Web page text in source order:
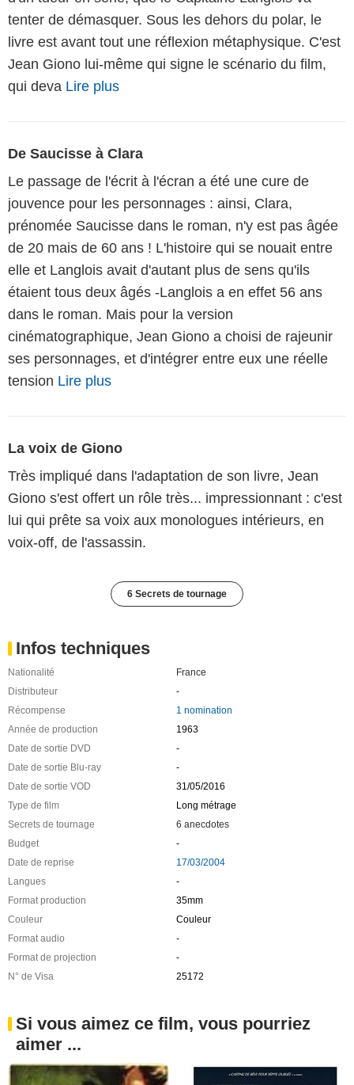
tenter de démasquer. Sous les dehors du polar, le
livre est avant tout une réflexion métaphysique. C'est
Jean Giono lui-même qui signe le scénario du film,
qui deva Lire plus
De Saucisse à Clara
Le passage de l'écrit à l'écran a été une cure de
jouvence pour les personnages : ainsi, Clara,
prénomée Saucisse dans le roman, n'y est pas âgée
de 20 mais de 60 ans ! L'histoire qui se nouait entre
elle et Langlois avait d'autant plus de sens qu'ils
étaient tous deux âgés -Langlois a en effet 56 ans
dans le roman. Mais pour la version
cinématographique, Jean Giono a choisi de rajeunir
ses personnages, et d'intégrer entre eux une réelle
tension Lire plus
La voix de Giono
Très impliqué dans l'adaptation de son livre, Jean
Giono s'est offert un rôle très... impressionnant : c'est
lui qui prête sa voix aux monologues intérieurs, en
voix-off, de l'assassin.
6 Secrets de tournage
Infos techniques
Nationalité
France
Distributeur
-
Récompense
1 nomination
Année de production
1963
Date de sortie DVD
-
Date de sortie Blu-ray
-
Date de sortie VOD
31/05/2016
Type de film
Long métrage
Secrets de tournage
6 anecdotes
Budget
-
Date de reprise
17/03/2004
Langues
-
Format production
35mm
Couleur
Couleur
Format audio
-
Format de projection
-
N° de Visa
25172
Si vous aimez ce film, vous pourriez
aimer ...